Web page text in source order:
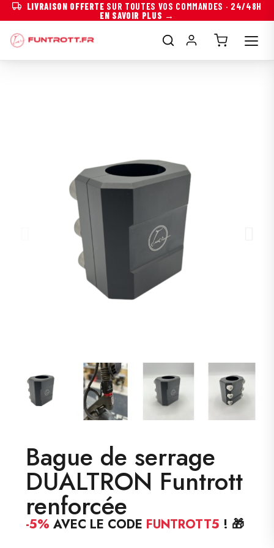
LIVRAISON OFFERTE SUR TOUTES VOS COMMANDES · 24/48H
EN SAVOIR PLUS →
Bague de serrage
DUALTRON Funtrott
renforcée
-5% AVEC LE CODE FUNTROTT5 ! 🎁